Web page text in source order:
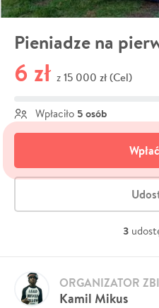
Pieniadze na
6 zł z 15 000 zł (Cel)
Wpłaciło 5 osób
3
Kamil Mikus
ORGANIZATOR